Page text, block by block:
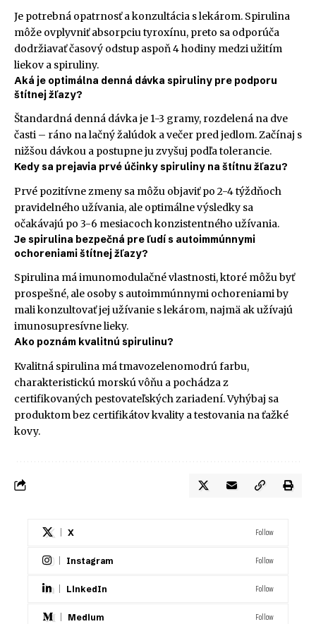
Je potrebná opatrnosť a konzultácia s lekárom. Spirulina
môže ovplyvniť absorpciu tyroxínu, preto sa odporúča
dodržiavať časový odstup aspoň 4 hodiny medzi užitím
liekov a spiruliny.
Aká je optimálna denná dávka spiruliny pre podporu
štítnej žľazy?
Štandardná denná dávka je 1-3 gramy, rozdelená na dve
časti – ráno na lačný žalúdok a večer pred jedlom. Začínaj s
nižšou dávkou a postupne ju zvyšuj podľa tolerancie.
Kedy sa prejavia prvé účinky spiruliny na štítnu žľazu?
Prvé pozitívne zmeny sa môžu objaviť po 2-4 týždňoch
pravidelného užívania, ale optimálne výsledky sa
očakávajú po 3-6 mesiacoch konzistentného užívania.
Je spirulina bezpečná pre ľudí s autoimmúnnymi
ochoreniami štítnej žľazy?
Spirulina má imunomodulačné vlastnosti, ktoré môžu byť
prospešné, ale osoby s autoimmúnnymi ochoreniami by
mali konzultovať jej užívanie s lekárom, najmä ak užívajú
imunosupresívne lieky.
Ako poznám kvalitnú spirulinu?
Kvalitná spirulina má tmavozelenomodrú farbu,
charakteristickú morskú vôňu a pochádza z
certifikovaných pestovateľských zariadení. Vyhýbaj sa
produktom bez certifikátov kvality a testovania na ťažké
kovy.
X Follow
Instagram Follow
LinkedIn Follow
Medium Follow